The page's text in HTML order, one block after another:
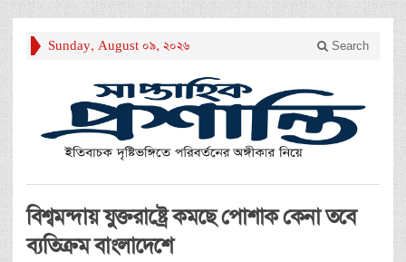
Sunday, August 09, 2026 Search
বিশ্বমন্দায় যুক্তরাষ্ট্রে কমছে পোশাক কেনা তবে
ব্যতিক্রম বাংলাদেশে